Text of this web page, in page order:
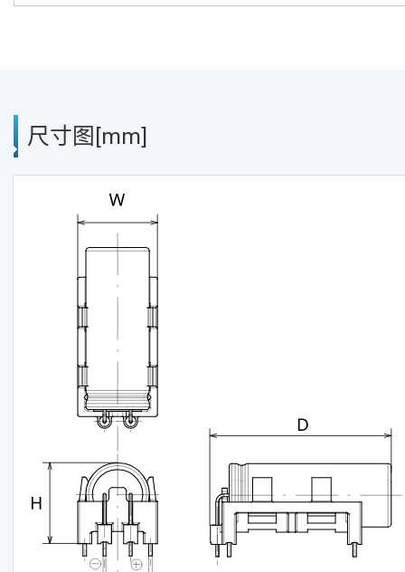
尺寸图[mm]